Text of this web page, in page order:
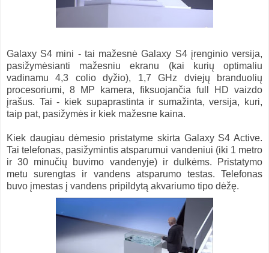
Galaxy S4 mini - tai mažesnė Galaxy S4 įrenginio versija,
pasižymėsianti mažesniu ekranu (kai kurių optimaliu
vadinamu 4,3 colio dyžio), 1,7 GHz dviejų branduolių
procesoriumi, 8 MP kamera, fiksuojančia full HD vaizdo
įrašus. Tai - kiek supaprastinta ir sumažinta, versija, kuri,
taip pat, pasižymės ir kiek mažesne kaina.
Kiek daugiau dėmesio pristatyme skirta Galaxy S4 Active.
Tai telefonas, pasižymintis atsparumui vandeniui (iki 1 metro
ir 30 minučių buvimo vandenyje) ir dulkėms. Pristatymo
metu surengtas ir vandens atsparumo testas. Telefonas
buvo įmestas į vandens pripildytą akvariumo tipo dėžę.